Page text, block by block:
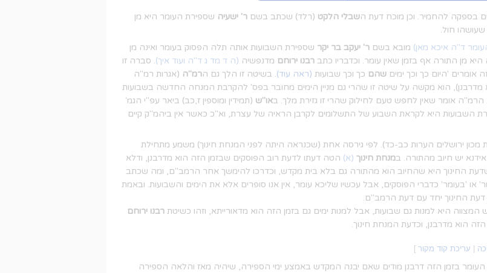
בספקה להחמיר. וכן מוכח דעת השבלי הלקט (רלד) שכתב בשם ר' ישעיה שספירת העומר היא מן
חול.
ד"ה איכא מאן) מובא בשם ר' יעקב בר יקר שספירת השבועות אותה תלה הפסוק בעומר ואינה מן
מן התורה אף בזמן שאין עומר. וכדבריו כתב רבנו ירוחם מדנפשיה (ה ד מד ג ד"ה ועוד איך). סברה זו
'היום כך וכך ימים שהם כך וכך שבועות (ראה עוד). בשיטה זו הלך גם הרמ"ה (אגרות רמ"ה
הוא מקשה על שיטה זו שהרי גם מניין הימים מחובר בפס' להקרבת המנחה החדשה בשבועות
אומר שאין לחפש טעם לחילוק שהרי זו גזירת מלך. באו"ש (תמידין ומוספין ז,כב) ביאר עפ"י הגמ'
השבועות היא לקראת השבוע של התשלומים לקרבן הראיה של עצרת, וא"כ כאשר אין ביהמ"ק קיים
מכון ירושלים הערות כב-כד). לפי גירסה אחת (שכנראה היתה לפני המנחת חינוך) משמע מתחילת
יש חיוב מהתורה. במנחת חינוך (א) הטה דעתו לדעת רוב הפוסקים שבזמן הזה הוא מדרבנן, ודלא
שדעת החינוך היא שהחיוב הוא מהתורה גם בלא בית מקדש, וכדרכו להימשך אחר הרמב"ם, ומה שכתב
או 'בעומר' כדברי הפוסקים, אבל עכשיו שליכא עומר, אין אנו סופרים אלא את הימים והשבועות. ובאמת
החינוך יחד עם דעת הרמב"ם.
היא למנות גם שבועות, אבל למנות ימים גם בזמן הזה הוא מדאורייתא, וזהו כשיטת רבנו ירוחם
הוא מדרבנן, וכדעת המנחת חינוך.
עריכת קוד מקור ]
בזמן הזה דרבנן מודים שאם יבנה המקדש באמצע ימי הספירה, שיהיה מאז והלאה הספירה